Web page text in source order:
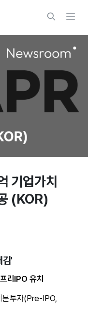
기업가치
(KOR)
김'
리IPO 유치
분투자(Pre-IPO,